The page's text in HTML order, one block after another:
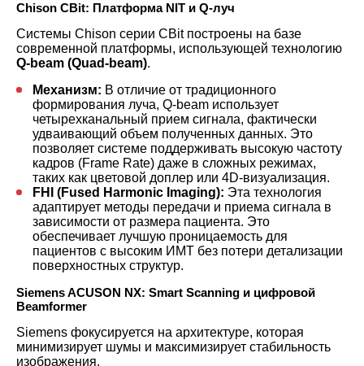
Chison CBit: Платформа NIT и Q-луч
Системы Chison серии CBit построены на базе
современной платформы, использующей технологию
Q-beam (Quad-beam).
Механизм: В отличие от традиционного
формирования луча, Q-beam использует
четырехканальный прием сигнала, фактически
удваивающий объем полученных данных. Это
позволяет системе поддерживать высокую частоту
кадров (Frame Rate) даже в сложных режимах,
таких как цветовой доплер или 4D-визуализация.
FHI (Fused Harmonic Imaging): Эта технология
адаптирует методы передачи и приема сигнала в
зависимости от размера пациента. Это
обеспечивает лучшую проницаемость для
пациентов с высоким ИМТ без потери детализации
поверхностных структур.
Siemens ACUSON NX: Smart Scanning и цифровой
Beamformer
Siemens фокусируется на архитектуре, которая
минимизирует шумы и максимизирует стабильность
изображения.